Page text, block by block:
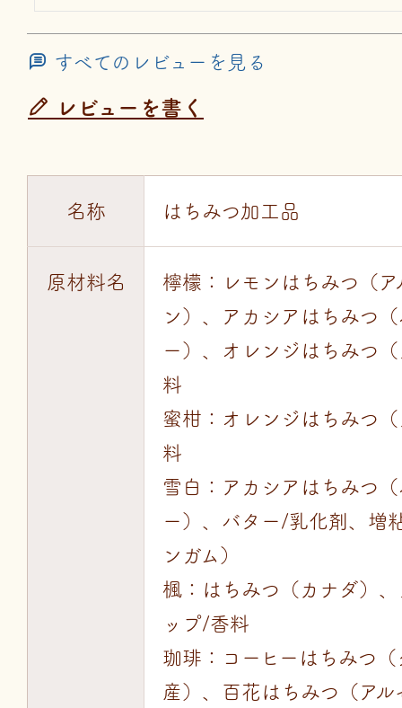
すべてのレビューを見る
レビューを書く
名称 はちみつ加工品
原材料名
檸檬：レモンはちみつ（ア
ン）、アカシアはちみつ
ー）、オレンジはちみつ
料
蜜柑：オレンジはちみつ
料
雪白：アカシアはちみつ
ー）、バター/乳化剤、増
ンガム）
楓：はちみつ（カナダ）、
ップ/香料
珈琲：コーヒーはちみつ（
産）、百花はちみつ（アル